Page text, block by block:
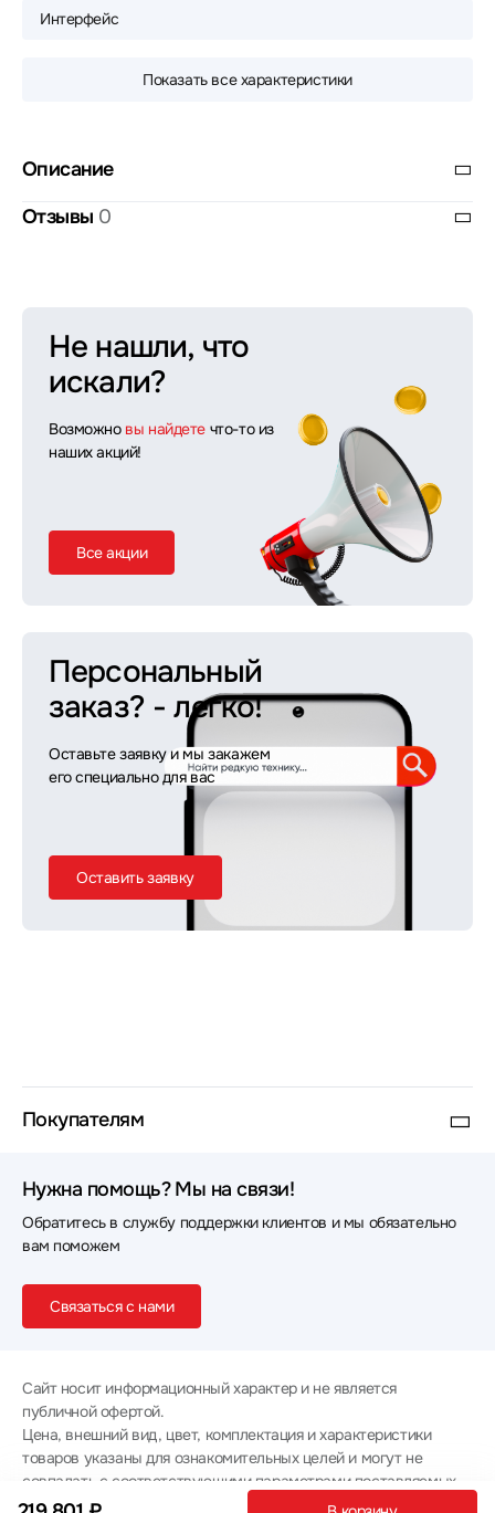
Интерфейс
Показать все характеристики
Описание
Отзывы 0
Не нашли, что
искали?
Возможно вы найдете что-то из
наших акций!
Все акции
Персональный
заказ? - легко!
Оставьте заявку и мы закажем
его специально для вас
Оставить заявку
Покупателям
Нужна помощь? Мы на связи!
Обратитесь в службу поддержки клиентов и мы обязательно
вам поможем
Связаться с нами
Сайт носит информационный характер и не является
публичной офертой.
Цена, внешний вид, цвет, комплектация и характеристики
товаров указаны для ознакомительных целей и могут не
совпадать с соответствующими параметрами поставляемых
товаров - уточняйте информацию у менеджера при